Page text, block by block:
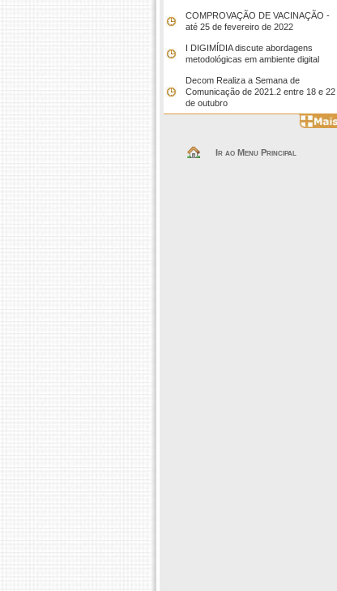
COMPROVAÇÃO DE VACINAÇÃO -
até 25 de fevereiro de 2022
I DIGIMÍDIA discute abordagens
metodológicas em ambiente digital
Decom Realiza a Semana de
Comunicação de 2021.2 entre 18 e 22
de outubro
Ir ao Menu Principal